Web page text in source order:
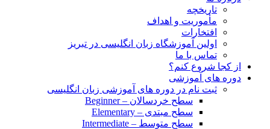
تاریخچه
مأموریت و اهداف
افتخارات
اولین آموزشگاه زبان انگلیسی در تبریز
تماس با ما
از کجا شروع کنم؟
دوره های آموزشی
ثبت نام در دوره های آموزشی زبان انگلیسی
سطح خردسالان – Beginner
سطح مبتدی – Elementary
سطح متوسط – Intermediate